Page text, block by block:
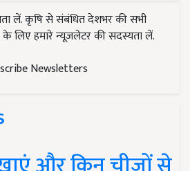
लें. कृषि से संबंधित देशभर की सभी
लिए हमारे न्यूज़लेटर की सदस्यता लें.
Newsletters